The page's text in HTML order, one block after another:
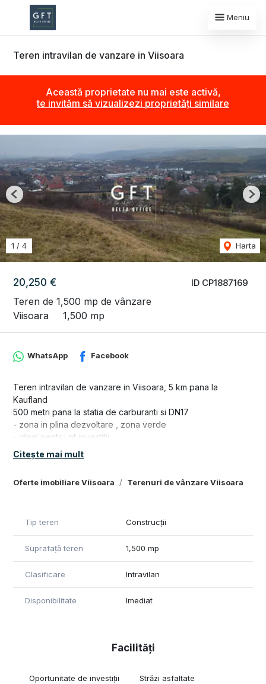
Meniu
Teren intravilan de vanzare in Viisoara
Această proprietate nu mai este activă,
te invităm să vizualizezi proprietăți similare
ID CP1887169
20,250 €
Teren de 1,500 mp de vânzare
Viisoara
1,500 mp
1 / 4 Harta
Previous
Oferte imobiliare Viisoara Terenuri de vânzare Viisoara
WhatsApp Facebook
Teren intravilan de vanzare in Viisoara, 5 km pana la
Kaufland
500 metri pana la statia de carburanti si DN17
- zona in plina dezvoltare , zona verde
- ideal pentru pt investitii,
- in apropiere de case
- teren de 1500 mp la limita cu intravilanul
- pretul este de 1350 euro pentru 1 ar de teren
- contract de vanzare -cumparare
- liber de sarcini
Terenul se vinde precum se prezinta in poze si reprezinta o
oportunitate de investitie!
Pentru mai multe detalii sau a aranja o vizita va stam la
dispozitie la numarul de telefon : 0749839689 , 0746918422
Echipa GFT Delta Office
Citește mai mult
Tip teren Construcții
Suprafață teren 1,500 mp
Clasificare Intravilan
Disponibilitate Imediat
Facilități
Oportunitate de investiții Străzi asfaltate